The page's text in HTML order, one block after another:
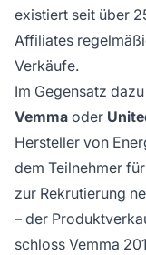
existiert seit über
Affiliates
Verkäufe.
Im Gegensatz
Vemma oder
Hersteller von
dem Teilnehmer
zur Rekrutierung
– der
schloss Vemma